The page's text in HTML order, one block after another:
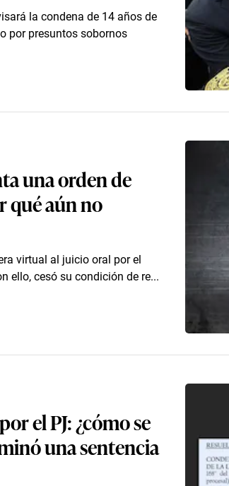
la condena de 14 años de
por presuntos sobornos
una orden de
qué aún no
virtual al juicio oral por el
ello, cesó su condición de re...
el PJ: ¿cómo se
una sentencia